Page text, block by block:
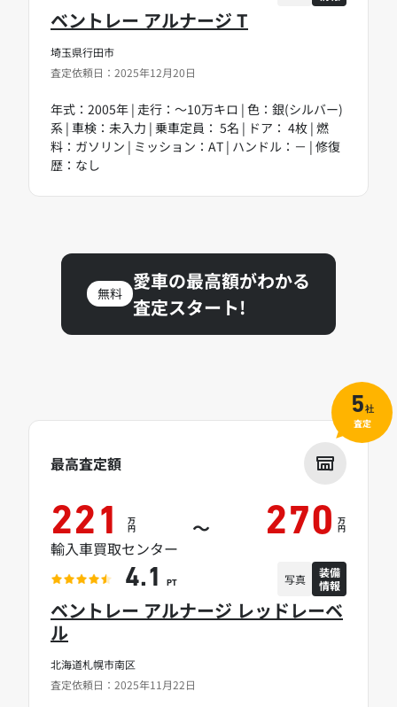
埼玉県行田市
査定依頼日：2025年12月20日
ベントレー アルナージ T
年式：2005年 | 走行：～10万キロ | 色：銀(シルバー)
系 | 車検：未入力 | 乗車定員： 5名 | ドア： 4枚 | 燃
料：ガソリン | ミッション：AT | ハンドル：－ | 修復
歴：なし
無料
愛車の最高額がわかる
査定スタート!
北海道札幌市南区
査定依頼日：2025年11月22日
ベントレー アルナージ レッドレーベ
ル
最高査定額
221 万
円 ～ 270 万
円
輸入車買取センター
4.1 PT 写真
装備
情報
5社
査定